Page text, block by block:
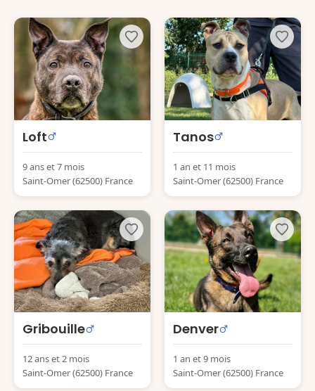
Loft
9 ans et 7 mois
Saint-Omer (62500) France
Tanos
1 an et 11 mois
Saint-Omer (62500) France
Gribouille
12 ans et 2 mois
Saint-Omer (62500) France
Denver
1 an et 9 mois
Saint-Omer (62500) France